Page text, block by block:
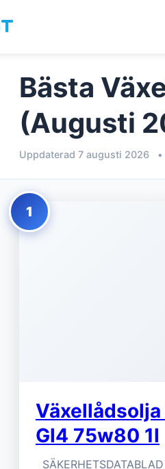
Bästa
(Augusti
Uppdaterad 7 augusti 2026 •
1
Gl4 75w80 1l
SÄKERHETSDATABLAD